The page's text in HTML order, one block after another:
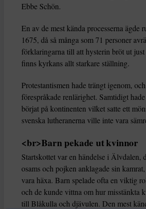
Ebbe Schön.
En av de mest kända processerna ägde
1675, då så många som 71 personer
förklaringarna till att hysterin bröt ut
finns kyrkans allt starkare ställning.
Protestantismen hade trängt igenom,
förespråkade renlärighet. Samtidigt
börjat på kontinenten vilket satte ett
svenska lutheranerna ville inte vara
<br>Barn pekade ut kvinnor
Startskottet var en händelse i Älvdalen,
osams och pojken anklagade sin
vara häxa. Barn spelade ofta en viktig
och de kunde vittna om hur misstänkta
till Blåkulla och djävulen. Den mest